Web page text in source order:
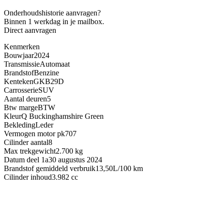
Onderhoudshistorie aanvragen?
Binnen 1 werkdag in je mailbox.
Direct aanvragen
Kenmerken
Bouwjaar2024
TransmissieAutomaat
BrandstofBenzine
KentekenGKB29D
CarrosserieSUV
Aantal deuren5
Btw margeBTW
KleurQ Buckinghamshire Green
BekledingLeder
Vermogen motor pk707
Cilinder aantal8
Max trekgewicht2.700 kg
Datum deel 1a30 augustus 2024
Brandstof gemiddeld verbruik13,50L/100 km
Cilinder inhoud3.982 cc